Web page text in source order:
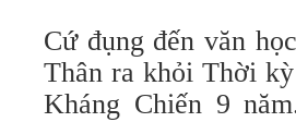
Cứ đụng đến văn
Thân ra khỏi Thời
Kháng Chiến 9